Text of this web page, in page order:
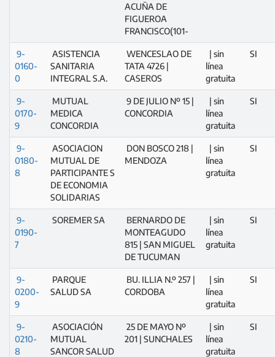
ACUÑA DE
FIGUEROA
FRANCISCO(101-
9-
0160-
0
ASISTENCIA
SANITARIA
INTEGRAL S.A.
WENCESLAO DE
TATA 4726 |
CASEROS
| sin
línea
gratuita
SI
9-
0170-
9
MUTUAL
MEDICA
CONCORDIA
9 DE JULIO Nº 15 |
CONCORDIA
| sin
línea
gratuita
SI
9-
0180-
8
ASOCIACION
MUTUAL DE
PARTICIPANTE S
DE ECONOMIA
SOLIDARIAS
DON BOSCO 218 |
MENDOZA
| sin
línea
gratuita
SI
9-
0190-
7
SOREMER SA
BERNARDO DE
MONTEAGUDO
815 | SAN MIGUEL
DE TUCUMAN
| sin
línea
gratuita
SI
9-
0200-
9
PARQUE
SALUD SA
BU. ILLIA N.º 257 |
CORDOBA
| sin
línea
gratuita
SI
9-
0210-
8
ASOCIACIÓN
MUTUAL
SANCOR SALUD
25 DE MAYO Nº
201 | SUNCHALES
| sin
línea
gratuita
SI